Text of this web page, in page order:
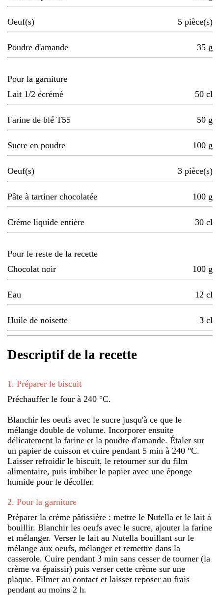
Oeuf(s) 5 pièce(s)
Poudre d'amande 35 g
Pour la garniture
Lait 1/2 écrémé
50 cl
Farine de blé T55 50 g
Sucre en poudre 100 g
Oeuf(s) 3 pièce(s)
Pâte à tartiner chocolatée 100 g
Crème liquide entière 30 cl
Pour le reste de la recette
Chocolat noir
100 g
Eau 12 cl
Huile de noisette 3 cl
Descriptif de la recette
1 . Préparer le biscuit
Préchauffer le four à 240 °C.
Blanchir les oeufs avec le sucre jusqu'à ce que le
mélange double de volume. Incorporer ensuite
délicatement la farine et la poudre d'amande. Étaler sur
un papier de cuisson et cuire pendant 5 min à 240 °C.
Laisser refroidir le biscuit, le retourner sur du film
alimentaire, puis imbiber le papier avec une éponge
humide pour le décoller.
2. Pour la garniture
Préparer la crème pâtissière : mettre le Nutella et le lait à
bouillir. Blanchir les oeufs avec le sucre, ajouter la farine
et mélanger. Verser le lait au Nutella bouillant sur le
mélange aux oeufs, mélanger et remettre dans la
casserole. Cuire pendant 3 min sans cesser de tourner (la
crème va épaissir) puis verser cette crème sur une
plaque. Filmer au contact et laisser reposer au frais
pendant au moins 2 h.